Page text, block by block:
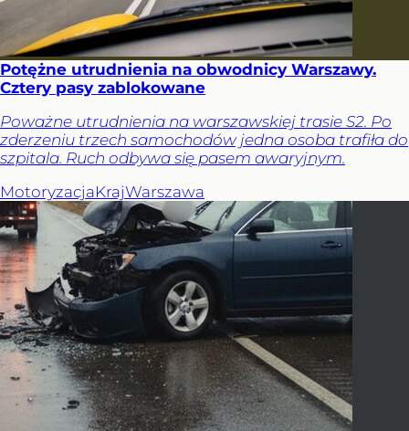
Potężne utrudnienia na obwodnicy Warszawy.
Cztery pasy zablokowane
Poważne utrudnienia na warszawskiej trasie S2. Po
zderzeniu trzech samochodów jedna osoba trafiła do
szpitala. Ruch odbywa się pasem awaryjnym.
MotoryzacjaKrajWarszawa